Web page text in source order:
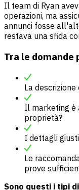
Il team di Ryan
operazioni, ma
annunci fosse
restava una sfida
Tra le
La
Il marketing
proprietà?
I dettagli
Le
prove
Sono questi i tipi